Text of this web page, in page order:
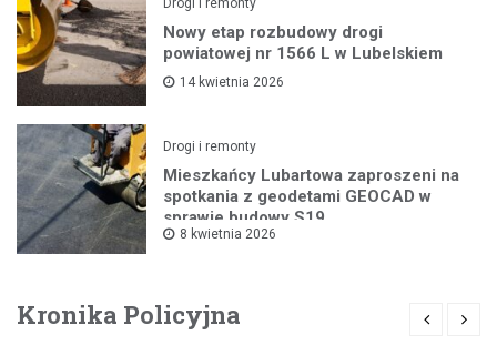
Nowy etap rozbudowy drogi
powiatowej nr 1566 L w Lubelskiem
14 kwietnia 2026
Drogi i remonty
Mieszkańcy Lubartowa zaproszeni na
spotkania z geodetami GEOCAD w
sprawie budowy S19
8 kwietnia 2026
Kronika Policyjna